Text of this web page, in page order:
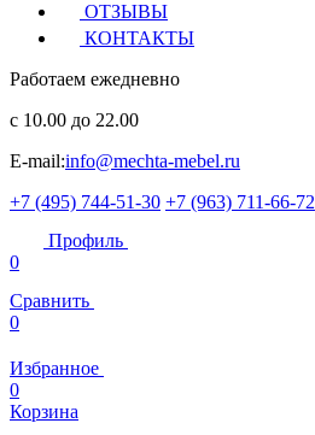
ОТЗЫВЫ
КОНТАКТЫ
Работаем ежедневно
с 10.00 до 22.00
E-mail:info@mechta-mebel.ru
+7 (495) 744-51-30 +7 (963) 711-66-72
Профиль
0
Сравнить
0
Избранное
0
Корзина